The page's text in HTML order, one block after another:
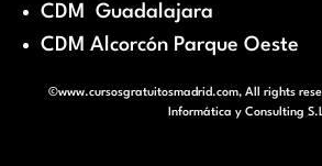
CDM Guadalajara
CDM Alcorcón Parque Oeste
©www.cursosgratuitosmadrid.com, All rights
Informática y Consulting